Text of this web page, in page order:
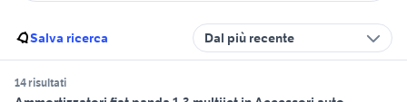
Salva ricerca Dal più recente
14 risultati